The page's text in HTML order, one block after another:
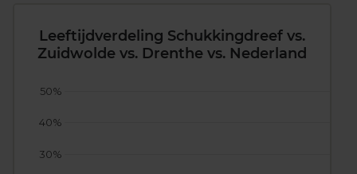
Leeftijdverdeling Schukkingdreef vs.
Zuidwolde vs. Drenthe vs. Nederland
30%
40%
50%